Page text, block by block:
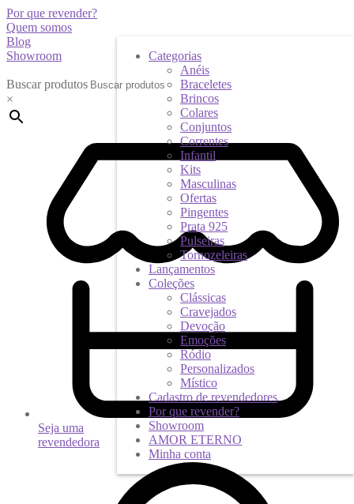
Por que revender?
Quem somos
Blog
Showroom
Buscar produtos
×
Seja uma
revendedora
Categorias
Anéis
Braceletes
Brincos
Colares
Conjuntos
Correntes
Infantil
Kits
Masculinas
Ofertas
Pingentes
Prata 925
Pulseiras
Tornozeleiras
Lançamentos
Coleções
Clássicas
Cravejados
Devoção
Emoções
Ródio
Personalizados
Místico
Cadastro de revendedores
Por que revender?
Showroom
AMOR ETERNO
Minha conta